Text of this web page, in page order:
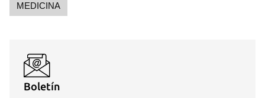
MEDICINA
Boletín